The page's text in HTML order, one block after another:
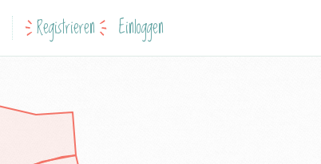
Registrieren Einloggen